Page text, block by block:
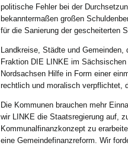
politische Fehler bei der
bekanntermaßen großen
für die Sanierung der gescheiterten
Landkreise, Städte und
Fraktion DIE LINKE im
Nordsachsen Hilfe in Form einer
rechtlich und moralisch verpflichtet,
Die Kommunen brauchen mehr
wir LINKE die Staatsregierung auf,
Kommunalfinanzkonzept zu
eine Gemeindefinanzreform. Wir